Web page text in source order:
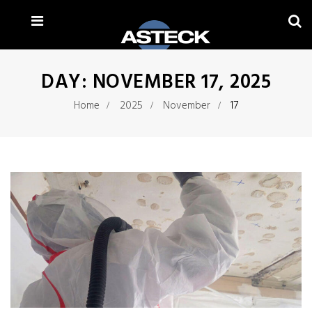
DAY: NOVEMBER 17, 2025
Home 2025 November 17